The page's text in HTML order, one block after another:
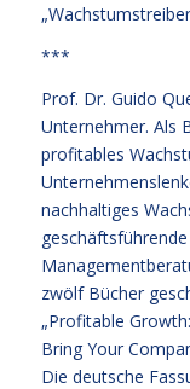
***
Prof. Dr. Guido
Unternehmer. Als
profitables
nachhaltiges
zwölf Bücher
„Profitable
Bring Your
Die deutsche